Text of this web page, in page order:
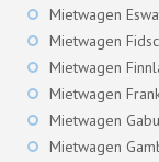
Mietwagen
Mietwagen
Mietwagen
Mietwagen
Mietwagen
Mietwagen